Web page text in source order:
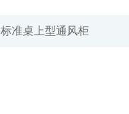
标准桌上型通风柜